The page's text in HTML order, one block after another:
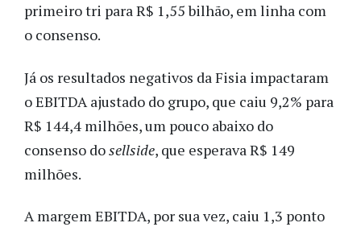
primeiro tri para R$ 1,55 bilhão, em linha com
o consenso.
Já os resultados negativos da Fisia impactaram
o EBITDA ajustado do grupo, que caiu 9,2% para
R$ 144,4 milhões, um pouco abaixo do
consenso dosellside, que esperava R$ 149
milhões.
A margem EBITDA, por sua vez, caiu 1,3 ponto